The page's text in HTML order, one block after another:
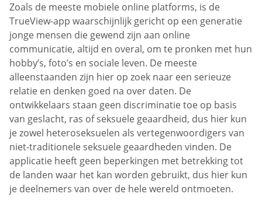
Zoals de meeste mobiele online platforms, is de
TrueView-app waarschijnlijk gericht op een generatie
jonge mensen die gewend zijn aan online
communicatie, altijd en overal, om te pronken met hun
hobby’s, foto’s en sociale leven. De meeste
alleenstaanden zijn hier op zoek naar een serieuze
relatie en denken goed na over daten. De
ontwikkelaars staan geen discriminatie toe op basis
van geslacht, ras of seksuele geaardheid, dus hier kun
je zowel heteroseksuelen als vertegenwoordigers van
niet-traditionele seksuele geaardheden vinden. De
applicatie heeft geen beperkingen met betrekking tot
de landen waar het kan worden gebruikt, dus hier kun
je deelnemers van over de hele wereld ontmoeten.